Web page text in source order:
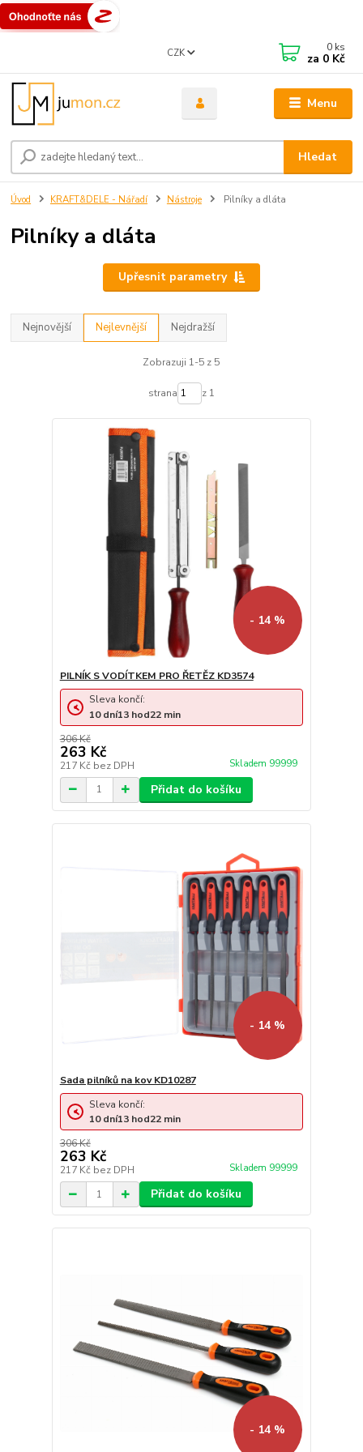
Menu
CZK
Hledat
0 ks
za 0 Kč
Úvod KRAFT&DELE - Nářadí Nástroje Pilníky a dláta
Pilníky a dláta
Upřesnit parametry
Nejnovější Nejlevnější Nejdražší
Zobrazuji 1-5 z 5
strana z 1
- 14 %
PILNÍK S VODÍTKEM PRO ŘETĚZ KD3574
306 Kč
263 Kč
217 Kč bez DPH Skladem 99999
Sleva končí:
10 dní13 hod22 min
Přidat do košíku
- 14 %
Sada pilníků na kov KD10287
306 Kč
263 Kč
217 Kč bez DPH Skladem 99999
Sleva končí:
10 dní13 hod22 min
Přidat do košíku
- 14 %